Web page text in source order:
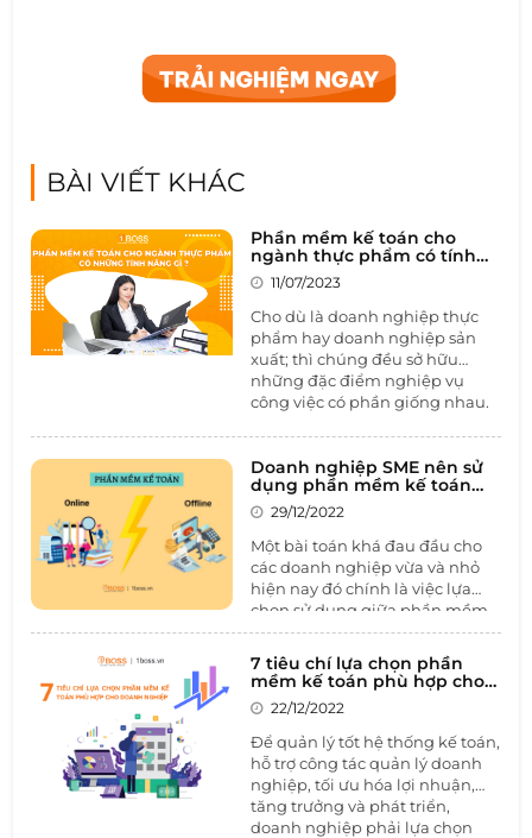
BÀI VIẾT KHÁC
Phần mềm kế toán cho
ngành thực phẩm có tính
năng gì ?
11/07/2023
Cho dù là doanh nghiệp thực
phẩm hay doanh nghiệp sản
xuất; thì chúng đều sở hữu
những đặc điểm nghiệp vụ
công việc có phần giống nhau.
sau đây. Doanh nghiệp cần để
tâm tới để bộ phận kế toán
ngành thực phẩm có thể quản
Trong bài viết này, hãy cùng
1BOSS tìm hiểu tại khó khăn
của kế toán ngành thực phẩm
và cách giải quyết vớiphần
mềm kế toán.
Doanh nghiệp SME nên sử
dụng phần mềm kế toán
online hay offline
29/12/2022
Một bài toán khá đau đầu cho
các doanh nghiệp vừa và nhỏ
hiện nay đó chính là việc lựa
chọn sử dụng giữa phần mềm
kế toán chuyên nghiệp và công
cụ quản lý dữ liệu kế toán miễn
phí Excel. Khi đã quyết định sử
dụng phần mềm kế toán
chuyên nghiệp cho doanh
nghiệp, câu hỏi khó nhất là lựa
chọn giữaphần mềm kế toán
online và offline. Qua bài viết
này, 1BOSS sẽ giúp bạn đưa ra
đáp án cho những câu hỏi trên.
7 tiêu chí lựa chọn phần
mềm kế toán phù hợp cho
doanh nghiệp
22/12/2022
Để quản lý tốt hệ thống kế toán,
hỗ trợ công tác quản lý doanh
nghiệp, tối ưu hóa lợi nhuận,
tăng trưởng và phát triển,
doanh nghiệp phải lựa chọn